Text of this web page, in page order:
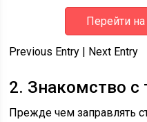
Перейти
Previous Entry | Next Entry
2. Знакомство с
Прежде чем заправлять